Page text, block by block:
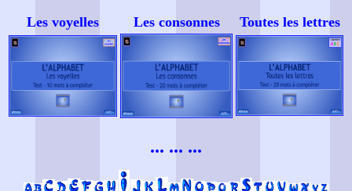
Les voyelles Les consonnes Toutes les lettres
... ... ...